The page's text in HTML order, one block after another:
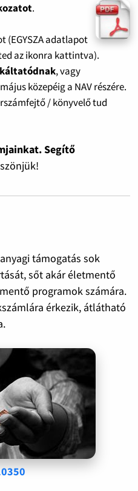
.
(EGYSZA adatlapot
az ikonra kattintva).
, vagy
május közepéig a NAV részére.
/ könyvelő tud
Segítő
támogatás sok
sőt akár életmentő
programok számára.
érkezik, átlátható